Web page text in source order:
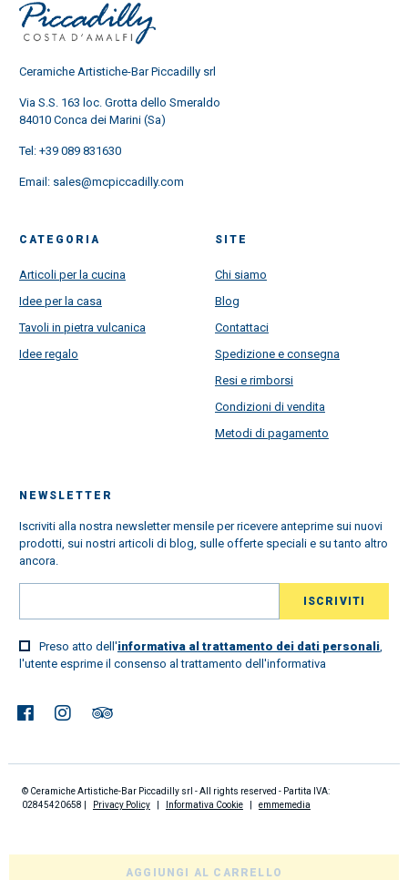
AGGIUNGI AL CARRELLO
Ceramiche Artistiche-Bar Piccadilly srl
Via S.S. 163 loc. Grotta dello Smeraldo
84010 Conca dei Marini (Sa)
Tel: +39 089 831630
Email: sales@mcpiccadilly.com
CATEGORIA
Articoli per la cucina
Idee per la casa
Tavoli in pietra vulcanica
Idee regalo
SITE
Chi siamo
Blog
Contattaci
Spedizione e consegna
Resi e rimborsi
Condizioni di vendita
Metodi di pagamento
NEWSLETTER
Iscriviti alla nostra newsletter mensile per ricevere anteprime sui nuovi
prodotti, sui nostri articoli di blog, sulle offerte speciali e su tanto altro
ancora.
Preso atto dell'informativa al trattamento dei dati personali,
l'utente esprime il consenso al trattamento dell'informativa
© Ceramiche Artistiche-Bar Piccadilly srl - All rights reserved - Partita IVA:
02845420658 |
Privacy Policy Informativa Cookie emmemedia